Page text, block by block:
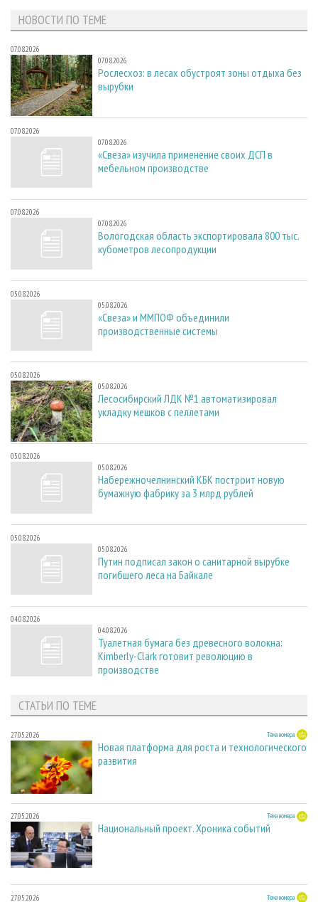
НОВОСТИ ПО ТЕМЕ
07.08.2026
07.08.2026
Рослесхоз: в лесах обустроят зоны отдыха без
вырубки
07.08.2026
07.08.2026
«Свеза» изучила применение своих ДСП в
мебельном производстве
07.08.2026
07.08.2026
Вологодская область экспортировала 800 тыс.
кубометров лесопродукции
05.08.2026
05.08.2026
«Свеза» и ММПОФ объединили
производственные системы
05.08.2026
05.08.2026
Лесосибирский ЛДК №1 автоматизировал
укладку мешков с пеллетами
05.08.2026
05.08.2026
Набережночелнинский КБК построит новую
бумажную фабрику за 3 млрд рублей
05.08.2026
05.08.2026
Путин подписал закон о санитарной вырубке
погибшего леса на Байкале
04.08.2026
04.08.2026
Туалетная бумага без древесного волокна:
Kimberly-Clark готовит революцию в
производстве
СТАТЬИ ПО ТЕМЕ
27.05.2026 Тема номера
Новая платформа для роста и технологического
развития
27.05.2026 Тема номера
Национальный проект. Хроника событий
27.05.2026 Тема номера